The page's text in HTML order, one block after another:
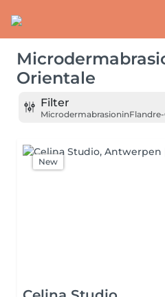
Orientale
Filter
Microdermabrasionin
New